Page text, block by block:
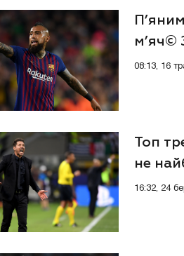
м’яч©
08:13, 16
Топ
не
16:32, 24